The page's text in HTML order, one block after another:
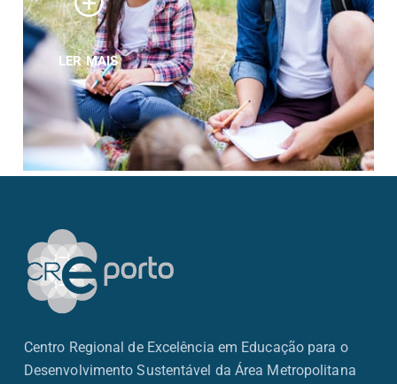
LER MAIS
Centro Regional de Excelência em Educação para o
Desenvolvimento Sustentável da Área Metropolitana